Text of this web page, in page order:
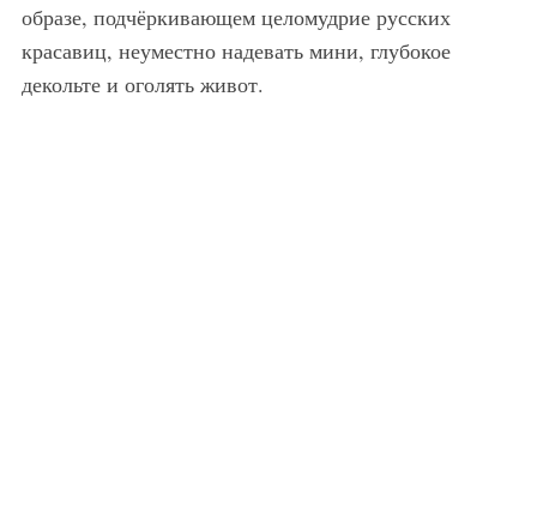
образе, подчёркивающем целомудрие русских
красавиц, неуместно надевать мини, глубокое
декольте и оголять живот.